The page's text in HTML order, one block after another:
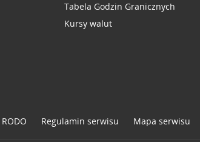
Tabela Godzin Granicznych
Kursy walut
RODO Regulamin serwisu Mapa serwisu